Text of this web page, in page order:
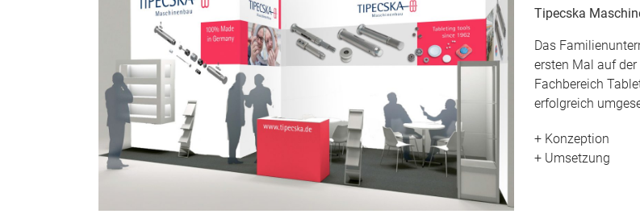
Tipecska
Das
ersten Mal auf
Fachbereich
erfolgreich
+ Konzeption
+ Umsetzung